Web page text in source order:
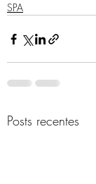
SPA
Posts recentes